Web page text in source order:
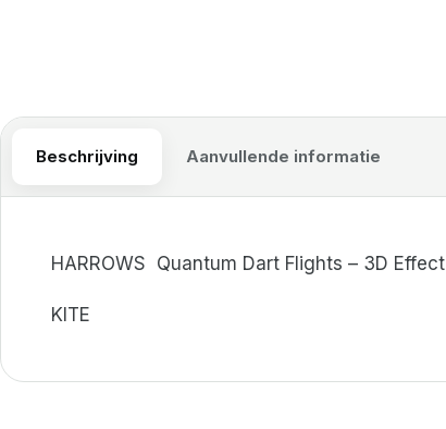
Beschrijving Aanvullende informatie
HARROWS Quantum Dart Flights – 3D Effect
KITE